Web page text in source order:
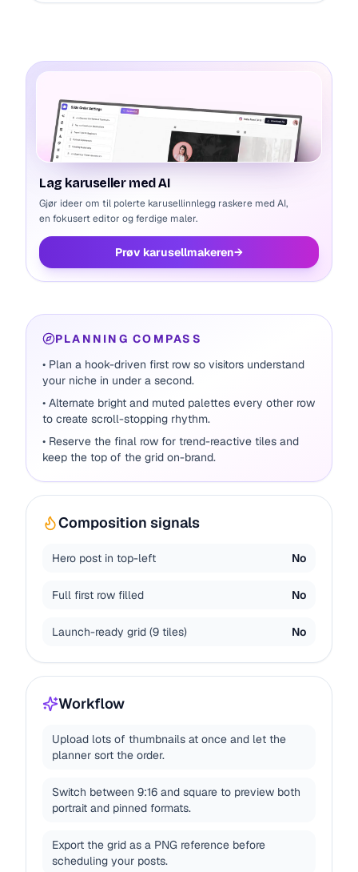
Lag karuseller med AI
Gjør ideer om til polerte karusellinnlegg raskere med AI,
en fokusert editor og ferdige maler.
Prøv karusellmakeren→
PLANNING COMPASS
• Plan a hook-driven first row so visitors understand
your niche in under a second.
• Alternate bright and muted palettes every other row
to create scroll-stopping rhythm.
• Reserve the final row for trend-reactive tiles and
keep the top of the grid on-brand.
Composition signals
Hero post in top-left No
Full first row filled No
Launch-ready grid (9 tiles) No
Workflow
Upload lots of thumbnails at once and let the
planner sort the order.
Switch between 9:16 and square to preview both
portrait and pinned formats.
Export the grid as a PNG reference before
scheduling your posts.